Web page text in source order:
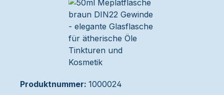
Produktnummer: 1000024